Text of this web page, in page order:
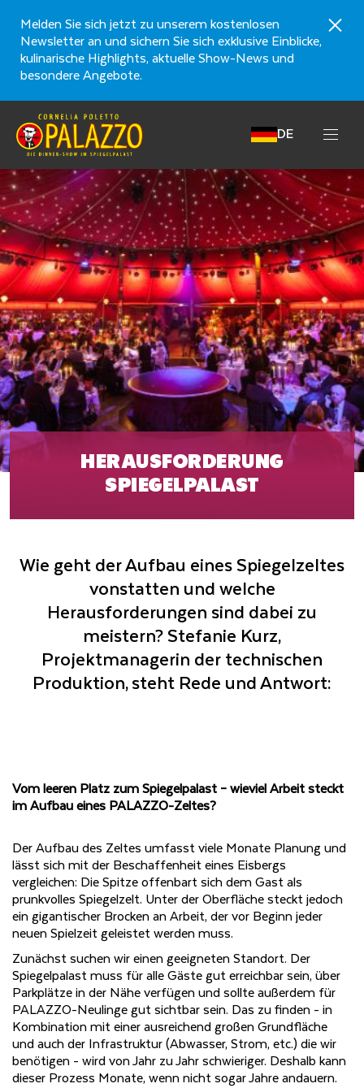
Melden Sie sich jetzt zu unserem kostenlosen
Newsletter an und sichern Sie sich exklusive Einblicke,
kulinarische Highlights, aktuelle Show-News und
besondere Angebote.
DE
HERAUSFORDERUNG
SPIEGELPALAST
Wie geht der Aufbau eines Spiegelzeltes
vonstatten und welche
Herausforderungen sind dabei zu
meistern? Stefanie Kurz,
Projektmanagerin der technischen
Produktion, steht Rede und Antwort:
Vom leeren Platz zum Spiegelpalast – wieviel Arbeit steckt
im Aufbau eines PALAZZO-Zeltes?
Der Aufbau des Zeltes umfasst viele Monate Planung und
lässt sich mit der Beschaffenheit eines Eisbergs
vergleichen: Die Spitze offenbart sich dem Gast als
prunkvolles Spiegelzelt. Unter der Oberfläche steckt jedoch
ein gigantischer Brocken an Arbeit, der vor Beginn jeder
neuen Spielzeit geleistet werden muss.
Zunächst suchen wir einen geeigneten Standort. Der
Spiegelpalast muss für alle Gäste gut erreichbar sein, über
Parkplätze in der Nähe verfügen und sollte außerdem für
PALAZZO-Neulinge gut sichtbar sein. Das zu finden - in
Kombination mit einer ausreichend großen Grundfläche
und auch der Infrastruktur (Abwasser, Strom, etc.) die wir
benötigen - wird von Jahr zu Jahr schwieriger. Deshalb kann
dieser Prozess Monate, wenn nicht sogar Jahre andauern.